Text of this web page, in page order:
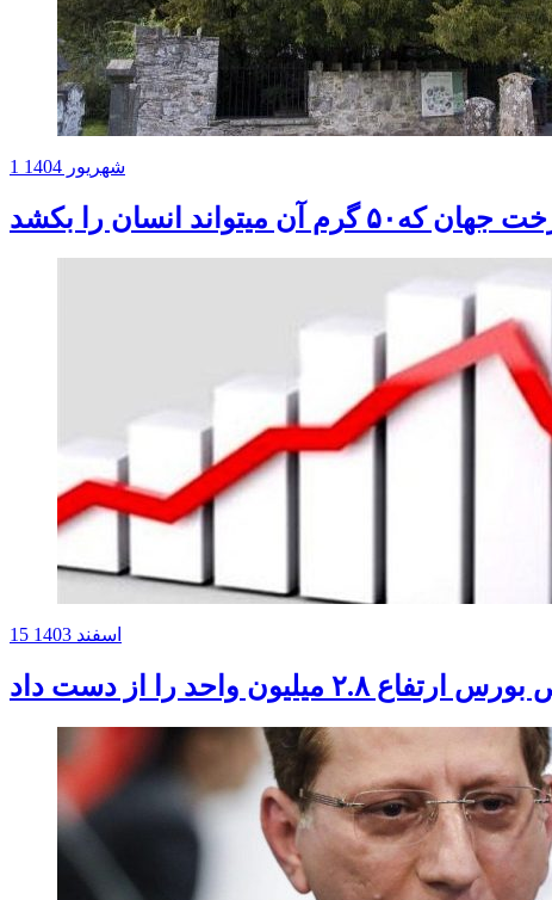
1 شهریور 1404
آن میتواند انسان را بکشد
15 اسفند 1403
۲.۸ میلیون واحد را از دست داد